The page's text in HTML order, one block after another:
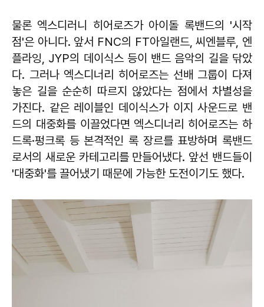
물론 엑스디러니 히어로즈가 아이돌 록밴드의 '시작
점'은 아니다. 앞서 FNC의 FT아일랜드, 씨엔블루, 엔
플라잉, JYP의 데이식스 등이 밴드 음악의 길을 닦았
다. 그러나 엑스디너리 히어로즈는 선배 그룹이 다져
놓은 길을 순순히 따르지 않았다는 점에서 차별성을
가진다. 같은 레이블인 데이식스가 이지 사운드로 밴
드의 대중화를 이끌었다면 엑스디너리 히어로즈는 하
드록·펑크록 등 본격적인 록 장르를 표방하며 록밴드
로서의 새로운 카테고리를 만들어냈다. 앞선 밴드들이
'대중화'를 끌어냈기 때문에 가능한 도전이기도 했다.